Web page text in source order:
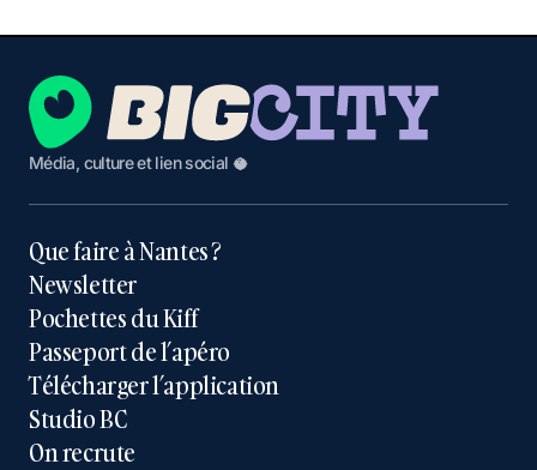
Média, culture et lien social 🥥
Que faire à Nantes ?
Newsletter
Pochettes du Kiff
Passeport de l’apéro
Télécharger l’application
Studio BC
On recrute